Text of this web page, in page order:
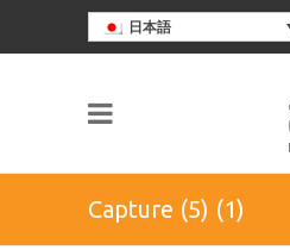
日本語
Capture (5) (1)